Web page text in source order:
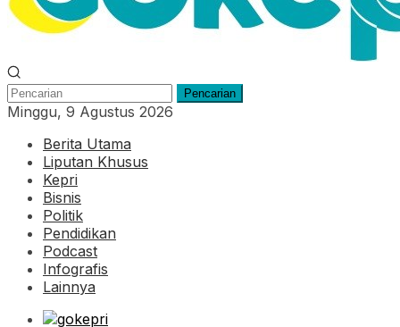
Pencarian
Minggu, 9 Agustus 2026
Berita Utama
Liputan Khusus
Kepri
Bisnis
Politik
Pendidikan
Podcast
Infografis
Lainnya